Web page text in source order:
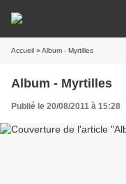
Accueil » Album - Myrtilles
Album - Myrtilles
Publié le 20/08/2011 à 15:28